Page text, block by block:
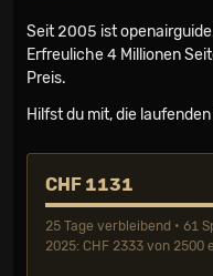
Seit 2005 ist
Erfreuliche 4 Millionen
Preis.
Hilfst du mit, die
CHF 1131
25 Tage verbleibend • 61
2025: CHF 2333 von 2500